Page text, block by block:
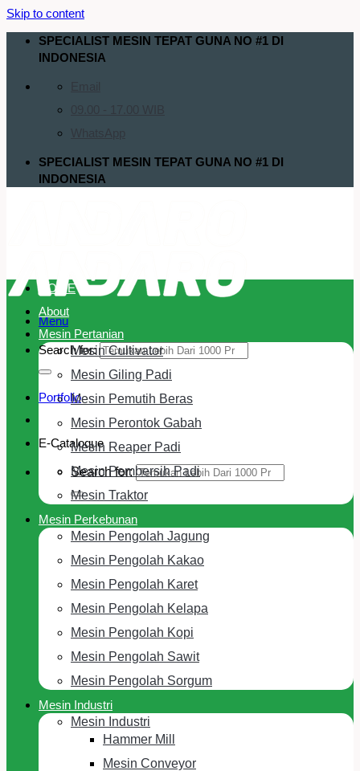
Skip to content
SPECIALIST MESIN TEPAT GUNA NO #1 DI
INDONESIA
SPECIALIST MESIN TEPAT GUNA NO #1 DI
INDONESIA
Menu
Search for:
Portfolio
E-Cataloque
Search for:
HOME
About
Mesin Pertanian
Mesin Cultivator
Mesin Giling Padi
Mesin Pemutih Beras
Mesin Perontok Gabah
Mesin Reaper Padi
Mesin Pembersih Padi
Mesin Traktor
Mesin Perkebunan
Mesin Pengolah Jagung
Mesin Pengolah Kakao
Mesin Pengolah Karet
Mesin Pengolah Kelapa
Mesin Pengolah Kopi
Mesin Pengolah Sawit
Mesin Pengolah Sorgum
Mesin Industri
Mesin Industri
Hammer Mill
Mesin Conveyor